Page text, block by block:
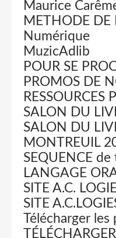
Maurice
METHODE
Numérique
MuzicAdlib
POUR SE
PROMOS DE
RESSOURCES
SALON DU
SALON DU
MONTREUIL
SEQUENCE
LANGAGE
SITE A.C.
SITE
Télécharger les